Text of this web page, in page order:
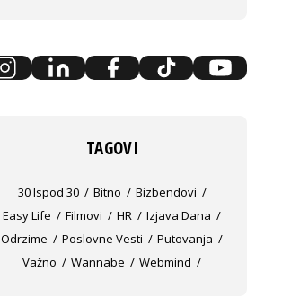
TAGOVI
30 Ispod 30 Bitno
Bizbendovi
Easy Life
Filmovi HR
Izjava Dana
Odrzime
Poslovne Vesti
Putovanja
Važno
Wannabe Webmind